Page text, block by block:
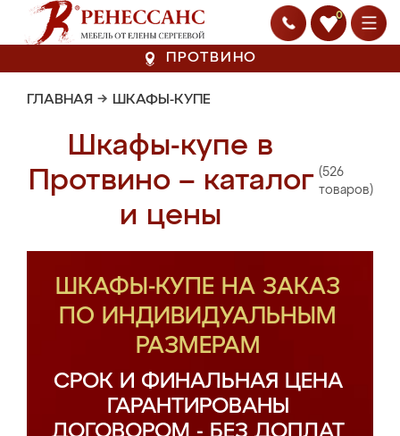
0
ПРОТВИНО
ГЛАВНАЯ → ШКАФЫ-КУПЕ
Шкафы-купе в
Протвино – каталог
и цены
(526
товаров)
ШКАФЫ-КУПЕ НА ЗАКАЗ
ПО ИНДИВИДУАЛЬНЫМ
РАЗМЕРАМ
СРОК И ФИНАЛЬНАЯ ЦЕНА
ГАРАНТИРОВАНЫ
ДОГОВОРОМ - БЕЗ ДОПЛАТ